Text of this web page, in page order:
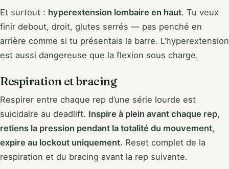
Et surtout : hyperextension lombaire en haut. Tu veux
finir debout, droit, glutes serrés — pas penché en
arrière comme si tu présentais la barre. L’hyperextension
est aussi dangereuse que la flexion sous charge.
Respiration et bracing
Respirer entre chaque rep d’une série lourde est
suicidaire au deadlift. Inspire à plein avant chaque rep,
retiens la pression pendant la totalité du mouvement,
expire au lockout uniquement. Reset complet de la
respiration et du bracing avant la rep suivante.